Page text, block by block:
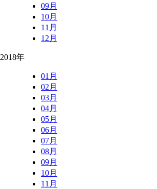
09月
10月
11月
12月
2018年
01月
02月
03月
04月
05月
06月
07月
08月
09月
10月
11月